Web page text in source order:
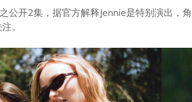
公开2集，据官方解释Jennie是特别演出，
。